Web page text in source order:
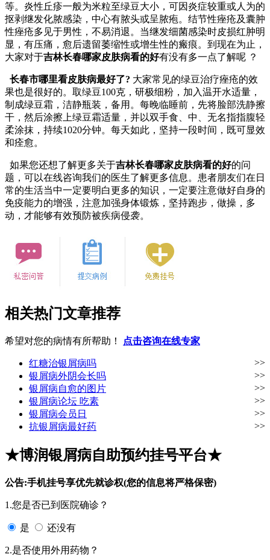
等。炎性丘疹一般为米粒至绿豆大小，可因炎症较重或人为的
抠剥继发化脓感染，中心有脓头或呈脓疱。结节性痤疮及囊肿
性痤疮多见于男性，不易消退。当继发细菌感染时皮损红肿明
显，有压痛，愈后遗留萎缩性或增生性的瘢痕。到现在为止，
大家对于吉林长春哪家皮肤病看的好有没有多一点了解呢 ？
长春市哪里看皮肤病最好了? 大家常见的绿豆治疗痤疮的效
果也是很好的。取绿豆100克，研极细粉，加入温开水适量，
制成绿豆霜，洁静瓶装，备用。每晚临睡前，先将脸部洗静擦
干，然后涂擦上绿豆霜适量，并以双手食、中、无名指指腹轻
柔涂抹，持续1020分钟。每天如此，坚持一段时间，既可显效
和痊愈。
如果您还想了解更多关于吉林长春哪家皮肤病看的好的问
题，可以在线咨询我们的医生了解更多信息。患者朋友们在日
常的生活当中一定要明白更多的知识，一定要注意做好自身的
免疫能力的增强，注意加强身体锻炼，坚持跑步，做操，多
动，才能够有效预防被疾病侵袭。
相关热门文章推荐
希望对您的病情有所帮助！ 点击咨询在线专家
红糖治银屑病吗
>>
银屑病外阴会长吗
>>
银屑病自愈的图片
>>
银屑病论坛 吃素
>>
银屑病会员日
>>
抗银屑病最好药
>>
★博润银屑病自助预约挂号平台★
公告:手机挂号享优先就诊权(您的信息将严格保密)
1.您是否已到医院确诊？
是 还没有
2.是否使用外用药物？